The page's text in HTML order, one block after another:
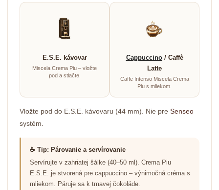
E.S.E. kávovar
Miscela Crema Piu – vložte
pod a stlačte.
Cappuccino/ Caffè
Latte
Caffe Intenso Miscela Crema
Piu s mliekom.
Vložte pod do E.S.E. kávovaru (44 mm). Nie pre Senseo
systém.
☕ Tip: Párovanie a servírovanie
Servírujte v zahriatej šálke (40–50 ml). Crema Piu
E.S.E. je stvorená pre cappuccino – výnimočná créma s
mliekom. Páruje sa k tmavej čokoláde.